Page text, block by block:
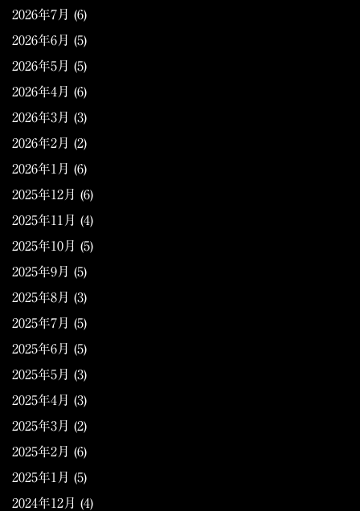
2026年7月 (6)
2026年6月 (5)
2026年5月 (5)
2026年4月 (6)
2026年3月 (3)
2026年2月 (2)
2026年1月 (6)
2025年12月 (6)
2025年11月 (4)
2025年10月 (5)
2025年9月 (5)
2025年8月 (3)
2025年7月 (5)
2025年6月 (5)
2025年5月 (3)
2025年4月 (3)
2025年3月 (2)
2025年2月 (6)
2025年1月 (5)
2024年12月 (4)